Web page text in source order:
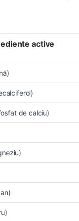
active
de calciu)